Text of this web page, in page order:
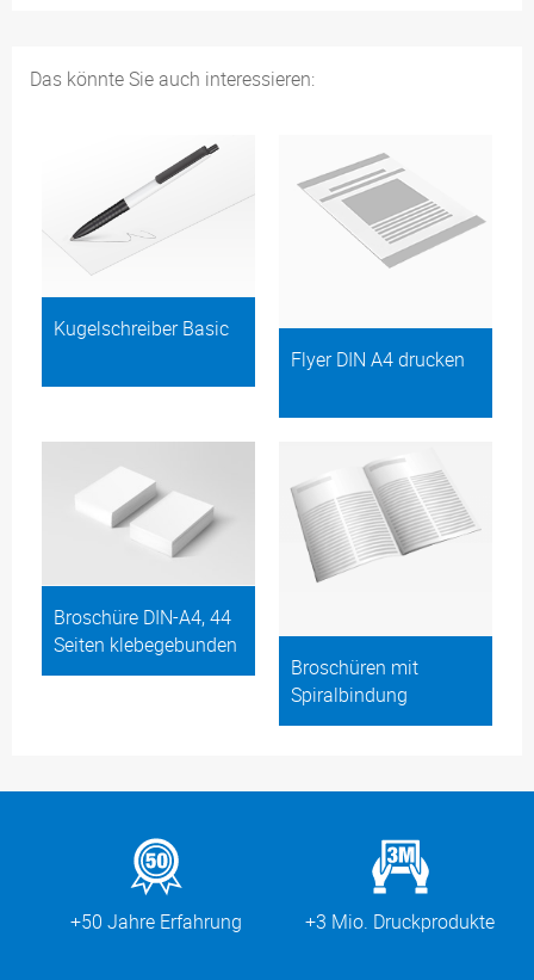
Das könnte Sie auch interessieren:
Kugelschreiber Basic
Flyer DIN A4 drucken
Broschüre DIN-A4, 44
Seiten klebegebunden
Broschüren mit
Spiralbindung
+50 Jahre Erfahrung +3 Mio. Druckprodukte